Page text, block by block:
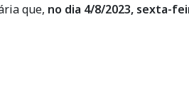
que, no dia 4/8/2023, sexta-